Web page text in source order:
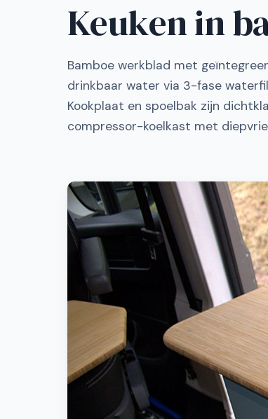
Keuken in
Bamboe werkblad met
drinkbaar water via 3-fase
Kookplaat en spoelbak zijn
compressor-koelkast met